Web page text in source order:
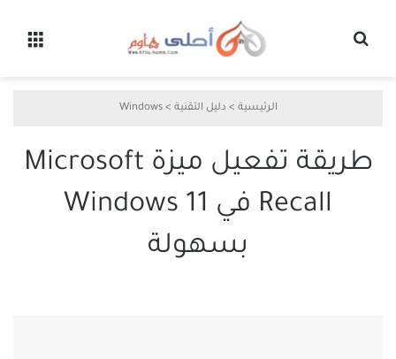
الرئيسية > دليل التقنية >
Windows
طريقة تفعيل ميزة Microsoft
Recall في Windows 11
بسهولة